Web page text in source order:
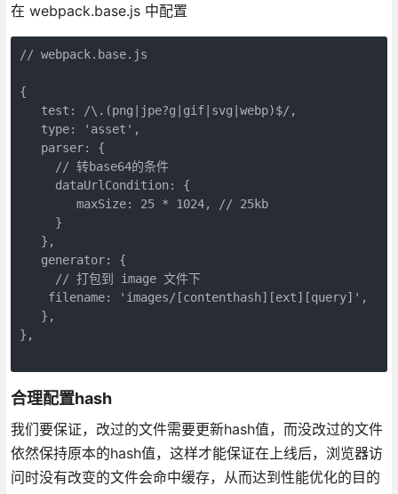
在 webpack.base.js 中配置
// webpack.base.js
{
   test: /\.(png|jpe?g|gif|svg|webp)$/,
   type: 'asset',
   parser: {
     // 转base64的条件
     dataUrlCondition: {
        maxSize: 25 * 1024, // 25kb
     }
   },
   generator: {
     // 打包到 image 文件下
    filename: 'images/[contenthash][ext][query]',
   },
},
合理配置hash
我们要保证，改过的文件需要更新hash值，而没改过的文件
依然保持原本的hash值，这样才能保证在上线后，浏览器访
问时没有改变的文件会命中缓存，从而达到性能优化的目的